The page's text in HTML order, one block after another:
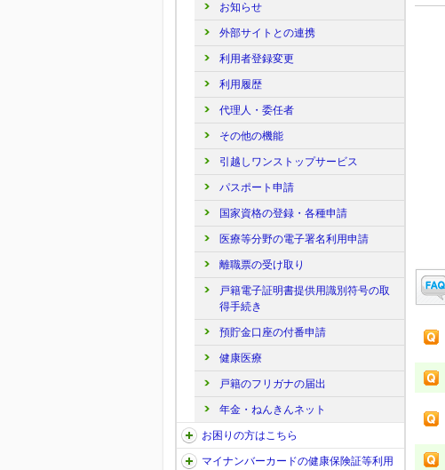
お知らせ
外部サイトとの連携
利用者登録変更
利用履歴
代理人・委任者
その他の機能
引越しワンストップサービス
パスポート申請
国家資格の登録・各種申請
医療等分野の電子署名利用申請
離職票の受け取り
戸籍電子証明書提供用識別符号の取
得手続き
預貯金口座の付番申請
健康医療
戸籍のフリガナの届出
年金・ねんきんネット
お困りの方はこちら
マイナンバーカードの健康保険証等利用